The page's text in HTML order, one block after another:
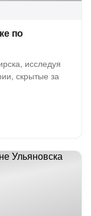
по
исследуя
скрытые за